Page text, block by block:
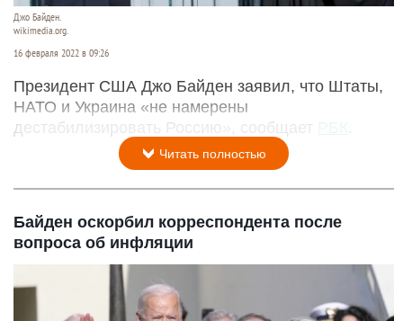
Джо Байден.
wikimedia.org.
16 февраля 2022 в 09:26
Президент США Джо Байден заявил, что Штаты,
НАТО и Украина «не намерены
дестабилизировать Россию», сообщает РБК
Читать полностью
Байден оскорбил корреспондента после
вопроса об инфляции